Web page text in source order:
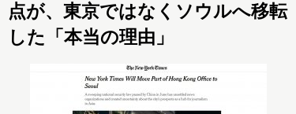
点が、東京ではなくソウルへ移転
した「本当の理由」